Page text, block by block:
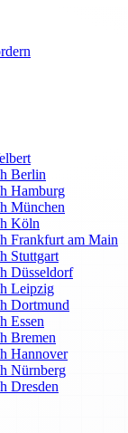
Berlin
Hamburg
München
Köln
Frankfurt am Main
Stuttgart
Düsseldorf
Leipzig
Dortmund
Essen
Bremen
Hannover
Nürnberg
Dresden